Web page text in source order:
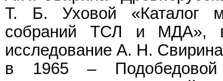
Т. Б. Уховой «Каталог
собраний ТСЛ и МДА», в
исследование А. Н.
в 1965 –